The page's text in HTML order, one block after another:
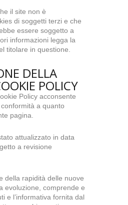
il site non è
di soggetti terzi e che
essere soggetto a
informazioni legga la
titolare in questione.
DELLA
POLICY
Policy acconsente
a quanto
pagina.
attualizzato in data
a revisione
della rapidità delle nuove
evoluzione, comprende e
e l’informativa fornita dal